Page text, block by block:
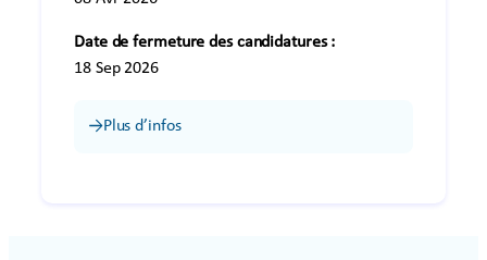
Date de fermeture des candidatures :
18 Sep 2026
Plus d’infos